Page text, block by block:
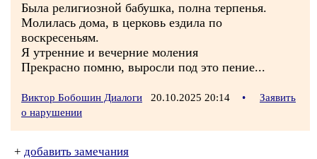
Была религиозной бабушка, полна терпенья.
Молилась дома, в церковь ездила по
воскресеньям.
Я утренние и вечерние моления
Прекрасно помню, выросли под это пение...
Виктор Бобошин Диалоги 20.10.2025 20:14 •
Заявить
о нарушении
+ добавить замечания